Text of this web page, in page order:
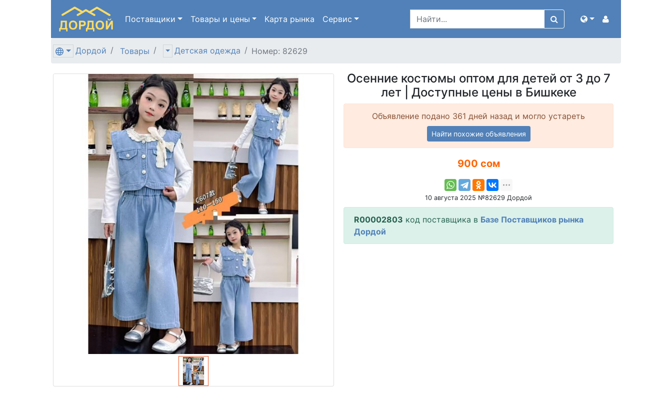
Поставщики Товары и цены Карта рынка Сервис
Дордой Товары Детская одежда Номер: 82629
Осенние костюмы оптом для детей от 3 до 7
лет | Доступные цены в Бишкеке
Объявление подано 361 дней назад и могло устареть
Найти похожие объявления
900 сом
10 августа 2025 №82629 Дордой
R00002803 код поставщика в Базе Поставщиков рынка
Дордой